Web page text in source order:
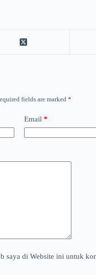
fields are marked *
Email *
saya di Website ini untuk